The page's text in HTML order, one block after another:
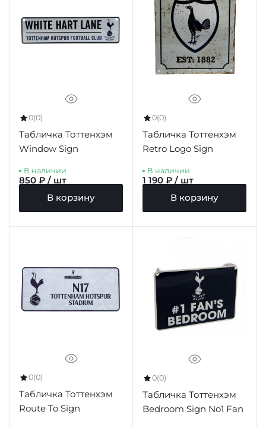
0(0)
Табличка Тоттенхэм
Window Sign
В наличии
850 ₽ / шт
В корзину
0(0)
Табличка Тоттенхэм
Retro Logo Sign
В наличии
1 190 ₽ / шт
В корзину
0(0)
Табличка Тоттенхэм
Route To Sign
0(0)
Табличка Тоттенхэм
Bedroom Sign No1 Fan